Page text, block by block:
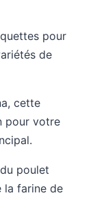
pour
de
cette
pour votre
poulet
la farine de